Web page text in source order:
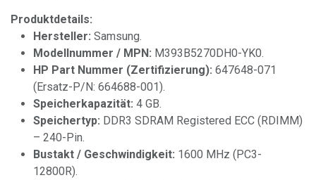
Produktdetails:
Hersteller: Samsung.
Modellnummer / MPN: M393B5270DH0-YK0.
HP Part Nummer (Zertifizierung): 647648-071
(Ersatz-P/N: 664688-001).
Speicherkapazität: 4 GB.
Speichertyp: DDR3 SDRAM Registered ECC (RDIMM)
– 240-Pin.
Bustakt / Geschwindigkeit: 1600 MHz (PC3-
12800R).